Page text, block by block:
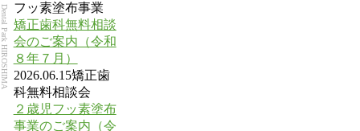
Dental Park HIROSHIMA フッ素塗布事業
矯正歯科無料相談
会のご案内（令和
８年７月）
2026.06.15矯正歯
科無料相談会
２歳児フッ素塗布
事業のご案内（令